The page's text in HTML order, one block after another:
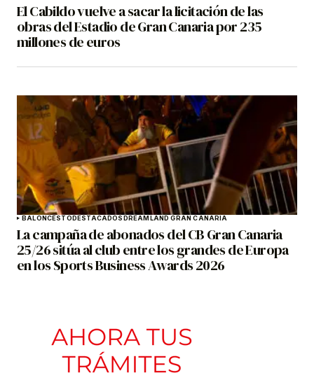
El Cabildo vuelve a sacar la licitación de las
obras del Estadio de Gran Canaria por 235
millones de euros
BALONCESTODESTACADOSDREAMLAND GRAN CANARIA
La campaña de abonados del CB Gran Canaria
25/26 sitúa al club entre los grandes de Europa
en los Sports Business Awards 2026